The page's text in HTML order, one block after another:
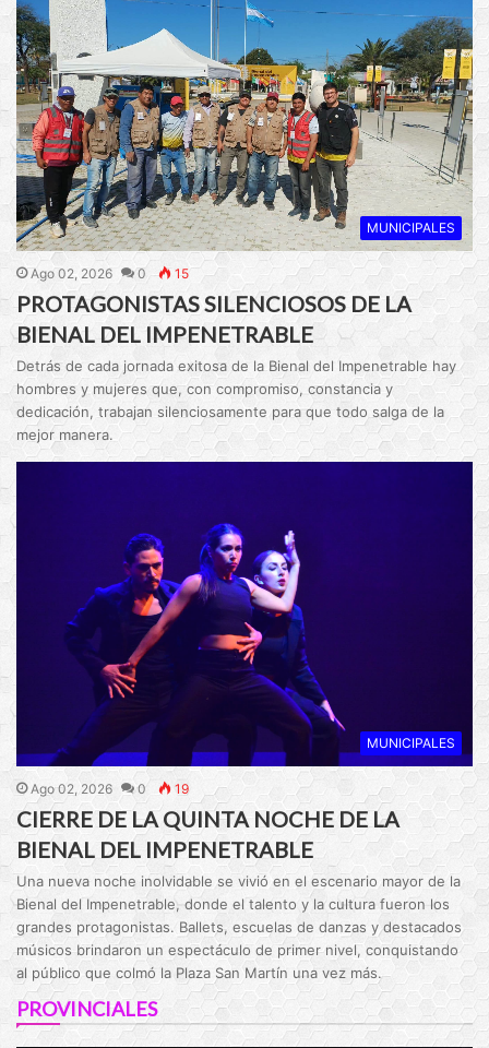
MUNICIPALES
Ago 02, 2026 0 15
PROTAGONISTAS SILENCIOSOS DE LA
BIENAL DEL IMPENETRABLE
Detrás de cada jornada exitosa de la Bienal del Impenetrable hay
hombres y mujeres que, con compromiso, constancia y
dedicación, trabajan silenciosamente para que todo salga de la
mejor manera.
MUNICIPALES
Ago 02, 2026 0 19
CIERRE DE LA QUINTA NOCHE DE LA
BIENAL DEL IMPENETRABLE
Una nueva noche inolvidable se vivió en el escenario mayor de la
Bienal del Impenetrable, donde el talento y la cultura fueron los
grandes protagonistas. Ballets, escuelas de danzas y destacados
músicos brindaron un espectáculo de primer nivel, conquistando
al público que colmó la Plaza San Martín una vez más.
PROVINCIALES